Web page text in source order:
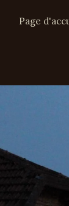
Page